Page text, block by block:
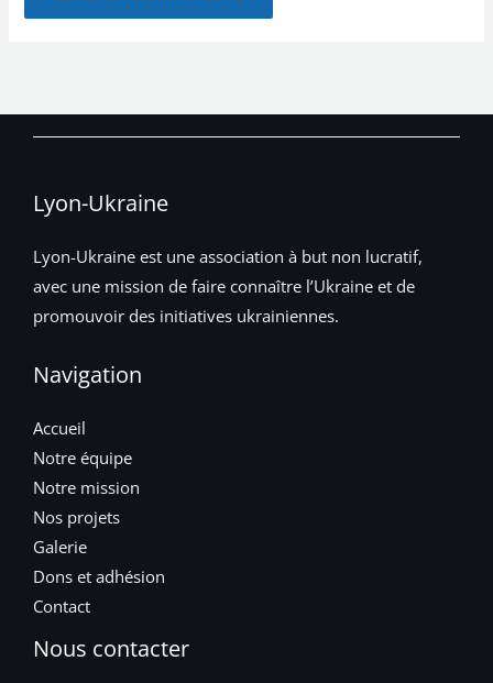
Lyon-Ukraine
Lyon-Ukraine est une association à but non lucratif,
avec une mission de faire connaître l’Ukraine et de
promouvoir des initiatives ukrainiennes.
Navigation
Accueil
Notre équipe
Notre mission
Nos projets
Galerie
Dons et adhésion
Contact
Nous contacter